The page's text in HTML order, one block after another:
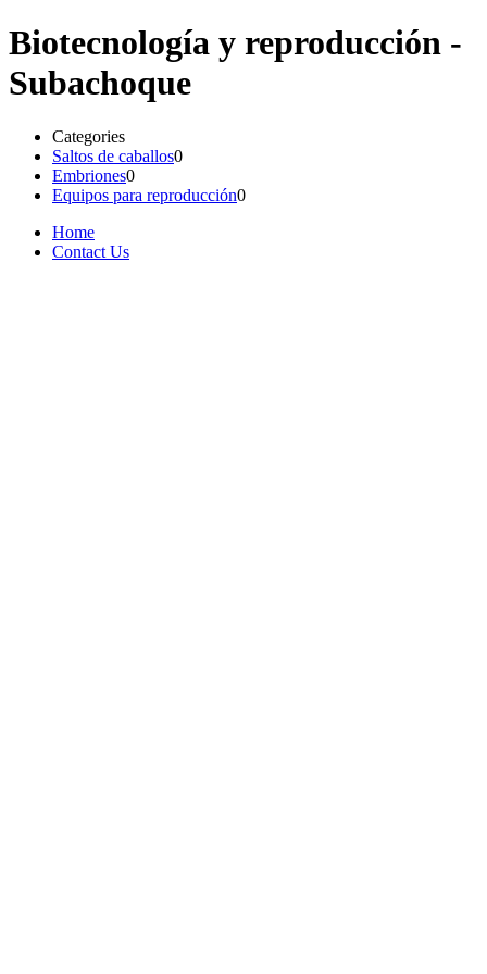
Biotecnología y reproducción -
Subachoque
Categories
Saltos de caballos0
Embriones0
Equipos para reproducción0
Home
Contact Us